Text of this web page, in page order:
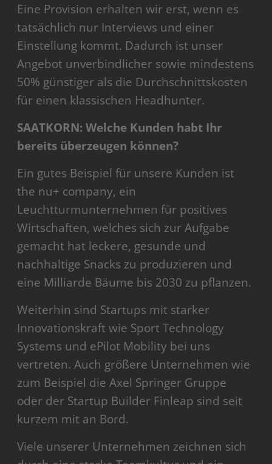
Eine Provision erhalten wir erst, wenn es
tatsächlich nur Interviews und einer
Einstellung kommt. Dadurch ist unser
Angebot unverbindlicher sowie mindestens
50% günstiger als die Durchschnittskosten
für einen klassischen Headhunter.
SAATKORN: Welche Kunden habt Ihr
bereits überzeugen können?
Ein gutes Beispiel für unsere Kunden ist
the nu+ company, ein
Leuchtturmunternehmen für positives
Wirtschaften, welches sich zur Aufgabe
gemacht hat leckere, gesunde und
nachhaltige Snacks zu produzieren und
eine Milliarde Bäume bis 2030 zu pflanzen.
Weiterhin sind Startups mit starker
Innovationskraft wie Sport Technology
Systems und ePilot Mobility bei uns
vertreten. Auch größere Unternehmen wie
zum Beispiel die Axel Springer Gruppe
oder der Startup Builder Finleap sind seit
kurzem mit an Bord.
Viele unserer Unternehmen zeichnen sich